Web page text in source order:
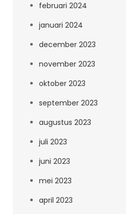
februari 2024
januari 2024
december 2023
november 2023
oktober 2023
september 2023
augustus 2023
juli 2023
juni 2023
mei 2023
april 2023